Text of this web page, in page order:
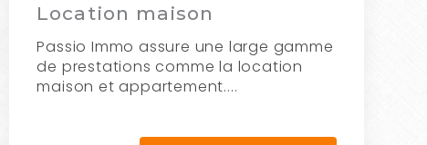
Location maison
Passio Immo assure une large gamme
de prestations comme la location
maison et appartement....